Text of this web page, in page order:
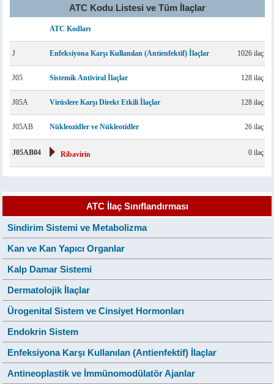
ATC Kodu Listesi ve Tüm İlaçlar
ATC Kodları
J Enfeksiyona Karşı Kullanılan (Antienfektif) İlaçlar 1026 ilaç
J05 Sistemik Antiviral İlaçlar 128 ilaç
J05A Virüslere Karşı Direkt Etkili İlaçlar 128 ilaç
J05AB Nükleozidler ve Nükleotidler 26 ilaç
J05AB04 Ribavirin 0 ilaç
ATC İlaç Sınıflandırması
Sindirim Sistemi ve Metabolizma
Kan ve Kan Yapıcı Organlar
Kalp Damar Sistemi
Dermatolojik İlaçlar
Ürogenital Sistem ve Cinsiyet Hormonları
Endokrin Sistem
Enfeksiyona Karşı Kullanılan (Antienfektif) İlaçlar
Antineoplastik ve İmmünomodülatör Ajanlar